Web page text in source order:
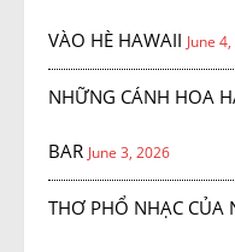
VÀO HÈ HAWAII June
NHỮNG CÁNH HOA
BAR June 3, 2026
THƠ PHỔ NHẠC CỦA